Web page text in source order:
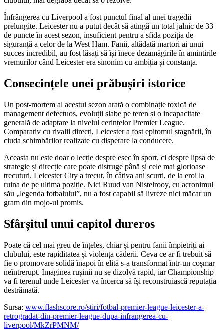
Înfrângerea cu Liverpool a fost punctul final al unei tragedii
prelungite. Leicester nu a putut decât să atingă un total jalnic de 33
de puncte în acest sezon, insuficient pentru a sfida poziția de
siguranță a celor de la West Ham. Fanii, altădată martori ai unui
succes incredibil, au fost lăsați să își înece dezamăgirile în amintirile
vremurilor când Leicester era sinonim cu ambiția și constanța.
Consecințele unei prăbușiri istorice
Un post-mortem al acestui sezon arată o combinație toxică de
management defectuos, evoluții slabe pe teren și o incapacitate
generală de adaptare la nivelul cerințelor Premier League.
Comparativ cu rivalii direcți, Leicester a fost epitomul stagnării, în
ciuda schimbărilor realizate cu disperare la conducere.
Aceasta nu este doar o lecție despre eșec în sport, ci despre lipsa de
strategie și direcție care poate distruge până și cele mai glorioase
trecuturi. Leicester City a trecut, în câțiva ani scurti, de la eroi la
ruina de pe ultima poziție. Nici Ruud van Nistelrooy, cu acronimul
său „legenda fotbalului”, nu a fost capabil să livreze nici măcar un
gram din mojo-ul promis.
Sfârșitul unui capitol dureros
Poate că cel mai greu de înțeles, chiar și pentru fanii împietriți ai
clubului, este rapiditatea și violența căderii. Ceva ce ar fi trebuit să
fie o promovare solidă înapoi în elită s-a transformat într-un coșmar
neîntrerupt. Imaginea rușinii nu se dizolvă rapid, iar Championship
va fi terenul unde Leicester va încerca să își reconstruiască reputația
destrămată.
Sursa: www.flashscore.ro/stiri/fotbal-premier-league-leicester-a-
retrogradat-din-premier-league-dupa-infrangerea-cu-
liverpool/MkZrPMNM/